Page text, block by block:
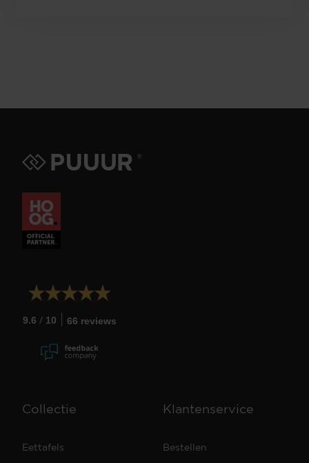
9.6 / 10 66 reviews
Collectie
Eettafels
Klantenservice
Bestellen